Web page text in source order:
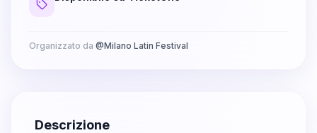
Organizzato da @Milano Latin Festival
Descrizione